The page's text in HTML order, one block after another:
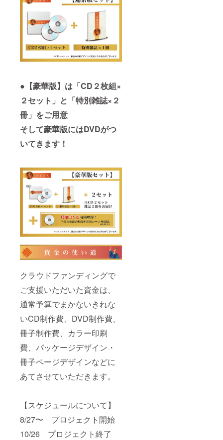
●【豪華版】は「CD２枚組×
２セット」と「特別雑誌×２
冊」をご用意
そして豪華版にはDVDがつ
いてきます！
クラウドファンディングで
ご支援いただいた資金は、
通常予算でまかないきれな
いCD制作費、DVD制作費、
冊子制作費、カラー印刷
費、パッケージデザイン・
冊子ページデザインなどに
あてさせていただきます。
【スケジュールについて】
8/27〜 プロジェクト開始
10/26 プロジェクト終了